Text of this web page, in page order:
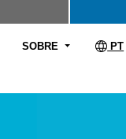
SOBRE PT